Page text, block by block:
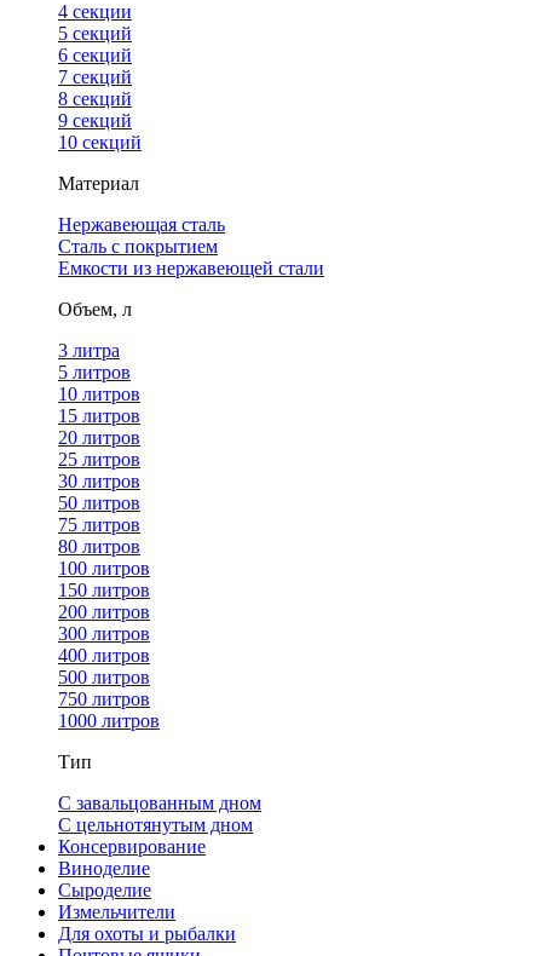
4 cекции
5 секций
6 секций
7 секций
8 секций
9 секций
10 секций
Материал
Нержавеющая сталь
Сталь с покрытием
Емкости из нержавеющей стали
Объем, л
3 литра
5 литров
10 литров
15 литров
20 литров
25 литров
30 литров
50 литров
75 литров
80 литров
100 литров
150 литров
200 литров
300 литров
400 литров
500 литров
750 литров
1000 литров
Тип
С завальцованным дном
С цельнотянутым дном
Консервирование
Виноделие
Сыроделие
Измельчители
Для охоты и рыбалки